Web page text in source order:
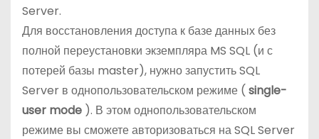
Server.
Для восстановления доступа к базе данных без
полной переустановки экземпляра MS SQL (и с
потерей базы master), нужно запустить SQL
Server в однопользовательском режиме ( single-
user mode ). В этом однопользовательском
режиме вы сможете авторизоваться на SQL Server